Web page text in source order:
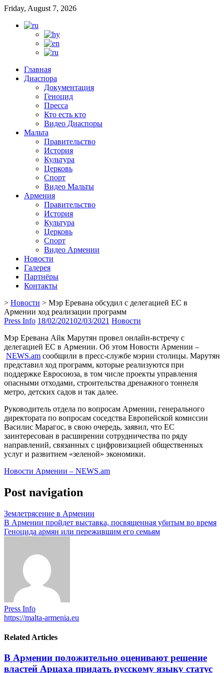
Friday, August 7, 2026
Главная
Диаспора
Документация
Геноцид
Пресса
Кто есть кто
Видео Диаспоры
Мальта
Правительство
История
Культура
Церковь
Спорт
Видео Мальты
Армения
Правительство
История
Культура
Церковь
Спорт
Видео Армении
Новости
Галерея
Партнёры
Контакты
> Новости > Мэр Еревана обсудил с делегацией ЕС в
Армении ход реализации программ
Press Info 18/02/202102/03/2021 Новости
Мэр Еревана Айк Марутян провел онлайн-встречу с
делегацией ЕС в Армении. Об этом Новости Армении –
NEWS.am сообщили в пресс-службе мэрии столицы. Марутян
представил ход программ, которые реализуются при
поддержке Евросоюза, в том числе проекты управления
опасными отходами, строительства дренажного тоннеля
метро, детских садов и так далее.
Руководитель отдела по вопросам Армении, генерального
директората по вопросам соседства Европейской комиссии
Василис Марагос, в свою очередь, заявил, что ЕС
заинтересован в расширении сотрудничества по ряду
направлений, связанных с цифровизацией общественных
услуг и развитием «зеленой» экономики.
Новости Армении – NEWS.am
Post navigation
Землетрясение в Армении
В Армении пройдет выставка, посвященная убитым во время
Геноцида армян или пережившим его семьям
Press Info
https://malta-armenia.eu
Related Articles
В Армении положительно оценивают решение
властей Арцаха придать русскому языку статус